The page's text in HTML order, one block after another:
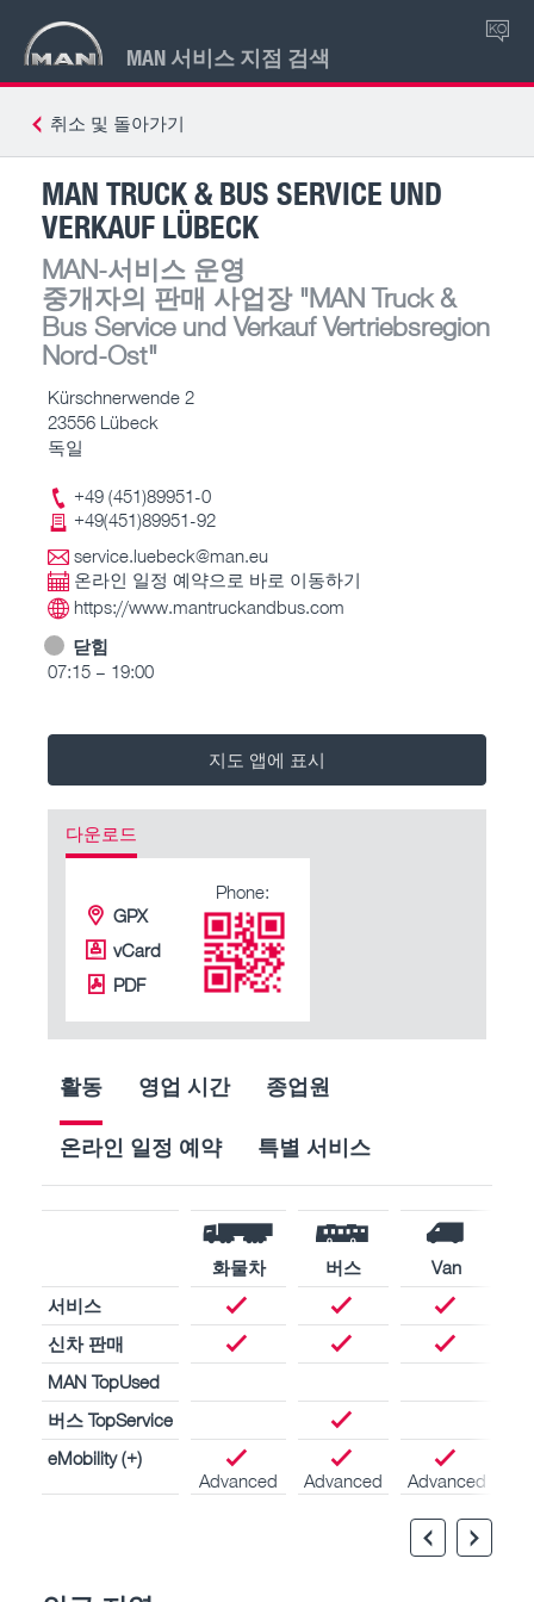
MAN 서비스 지점 검색
KO
취소 및 돌아가기
MAN TRUCK & BUS SERVICE UND
VERKAUF LÜBECK
MAN-서비스 운영
중개자의 판매 사업장"MAN Truck &
Bus Service und Verkauf Vertriebsregion
Nord-Ost"
Kürschnerwende 2
23556 Lübeck
독일
+49 (451)89951-0
+49(451)89951-92
service.luebeck@man.eu
온라인 일정 예약으로 바로 이동하기
https://www.mantruckandbus.com
닫힘
07:15 – 19:00
지도 앱에 표시
다운로드
GPX
vCard
PDF
Phone:
활동 영업 시간 종업원
온라인 일정 예약 특별 서비스
화물차 버스
Van
서비스
신차 판매
MAN TopUsed
버스 TopService
eMobility (+)
Advanced
Advanced Advanced